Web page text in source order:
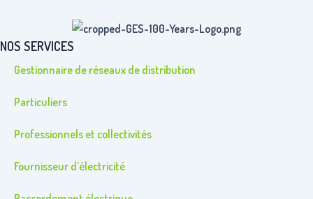
NOS SERVICES
Gestionnaire de réseaux de distribution
Particuliers
Professionnels et collectivités
Fournisseur d’électricité